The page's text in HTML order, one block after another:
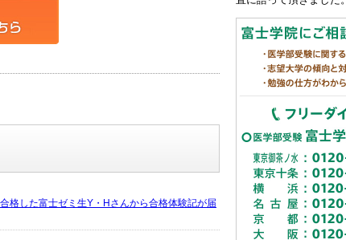
格した富士ゼミ生Y・Hさんから合格体験記が届